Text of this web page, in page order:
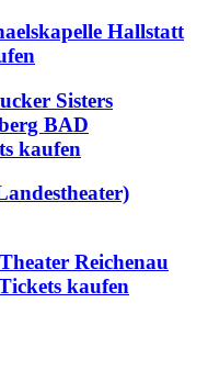
Hallstatt
Sisters
BAD
kaufen
Reichenau
kaufen